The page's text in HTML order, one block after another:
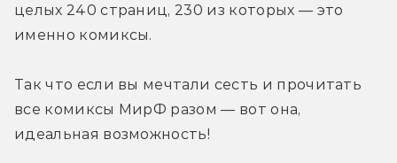
целых 240 страниц, 230 из которых — это
именно комиксы.
Так что если вы мечтали сесть и прочитать
все комиксы МирФ разом — вот она,
идеальная возможность!